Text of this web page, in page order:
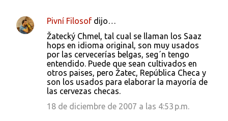
Pivní Filosof dijo…
Žatecký Chmel, tal cual se llaman los Saaz
hops en idioma original, son muy usados
por las cervecerías belgas, seg´n tengo
entendido. Puede que sean cultivados en
otros paises, pero Žatec, República Checa y
son los usados para elaborar la mayoría de
las cervezas checas.
18 de diciembre de 2007 a las 4:53 p.m.